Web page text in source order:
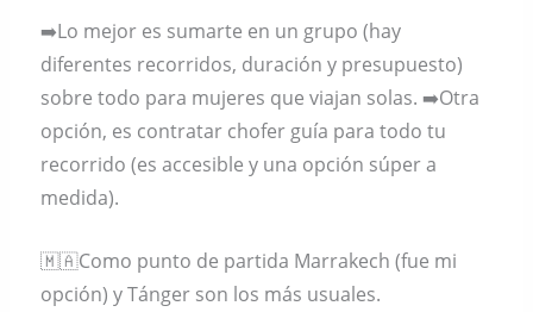
➡️Lo mejor es sumarte en un grupo (hay
diferentes recorridos, duración y presupuesto)
sobre todo para mujeres que viajan solas. ➡️Otra
opción, es contratar chofer guía para todo tu
recorrido (es accesible y una opción súper a
medida).
🇲🇦Como punto de partida Marrakech (fue mi
opción) y Tánger son los más usuales.